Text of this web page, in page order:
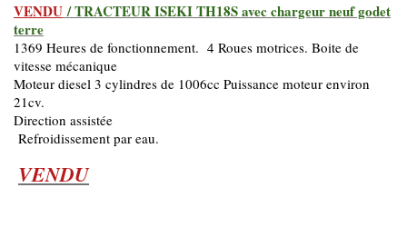
VENDU / TRACTEUR ISEKI TH18S avec chargeur neuf godet
terre
1369 Heures de fonctionnement. 4 Roues motrices. Boite de
vitesse mécanique
Moteur diesel 3 cylindres de 1006cc Puissance moteur environ
21cv.
Direction assistée
Refroidissement par eau.
VENDU